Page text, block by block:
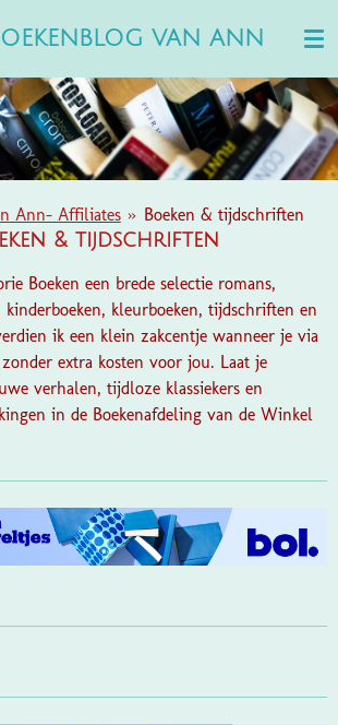
VAN ANN
Ann- Affiliates » Boeken & tijdschriften
& tijdschriften
Boeken een brede selectie romans,
kleurboeken, tijdschriften en
ik een klein zakcentje wanneer je via
extra kosten voor jou. Laat je
verhalen, tijdloze klassiekers en
in de Boekenafdeling van de Winkel